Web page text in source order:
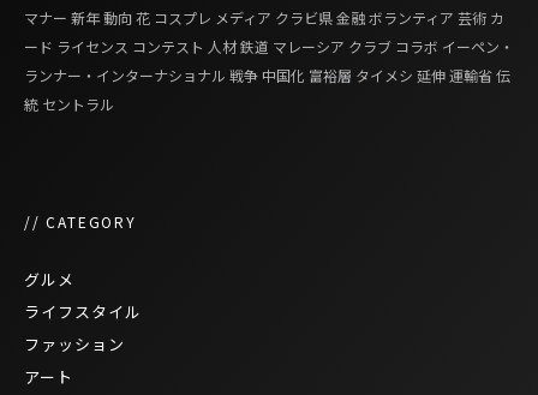
マナー 新年動向花 コスプレ メディア クラビ県金融ボランティア 芸術 カ
ード ライセンス コンテスト 人材鉄道 マレーシア クラブ コラボ イーペン・
ランナー・インターナショナル 戦争 中国化 富裕層 タイメシ 延伸運輸省伝
統 セントラル
// CATEGORY
グルメ
ライフスタイル
ファッション
アート